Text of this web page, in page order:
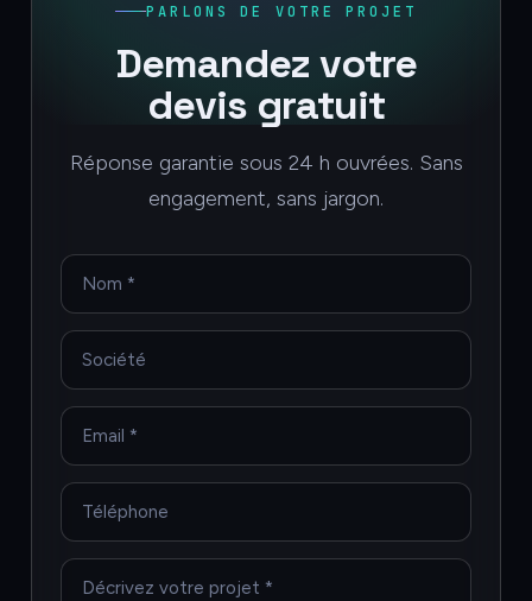
PARLONS DE VOTRE PROJET
Demandez votre
devis gratuit
Réponse garantie sous 24 h ouvrées. Sans
engagement, sans jargon.